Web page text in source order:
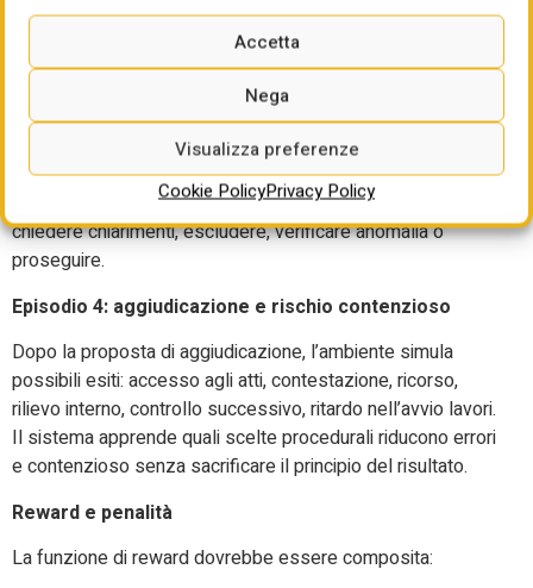
Accetta
Nega
Visualizza preferenze
Cookie PolicyPrivacy Policy
oggetto, requisiti, criteri, importo, tempi e base normativa.
Episodio 3: offerte e anomalie
L’ambiente genera offerte realistiche: ribassi, carenze
documentali, avvalimento, subappalto, requisiti mancanti,
offerte sospette, costi della manodopera incoerenti.
L’agente deve scegliere se attivare soccorso istruttorio,
chiedere chiarimenti, escludere, verificare anomalia o
proseguire.
Episodio 4: aggiudicazione e rischio contenzioso
Dopo la proposta di aggiudicazione, l’ambiente simula
possibili esiti: accesso agli atti, contestazione, ricorso,
rilievo interno, controllo successivo, ritardo nell’avvio lavori.
Il sistema apprende quali scelte procedurali riducono errori
e contenzioso senza sacrificare il principio del risultato.
Reward e penalità
La funzione di reward dovrebbe essere composita: